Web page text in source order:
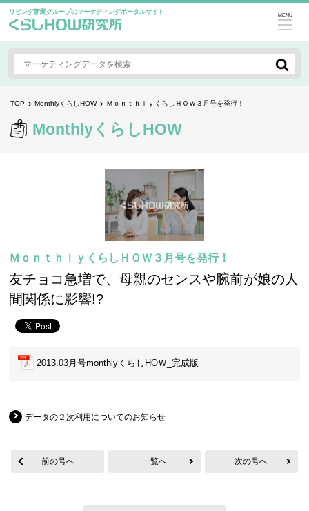
リビング新聞グループのマーケティングポータルサイト MENU
TOP MonthlyくらしHOW ＭｏｎｔｈｌｙくらしＨＯＷ３月号を発行！
MonthlyくらしHOW
ＭｏｎｔｈｌｙくらしＨＯＷ３月号を発行！
友チョコ急増で、母親のセンスや腕前が娘の人
間関係に影響!?
2013.03月号monthlyくらしHOＷ_完成版
データの２次利用についてのお知らせ
前の号へ 一覧へ 次の号へ